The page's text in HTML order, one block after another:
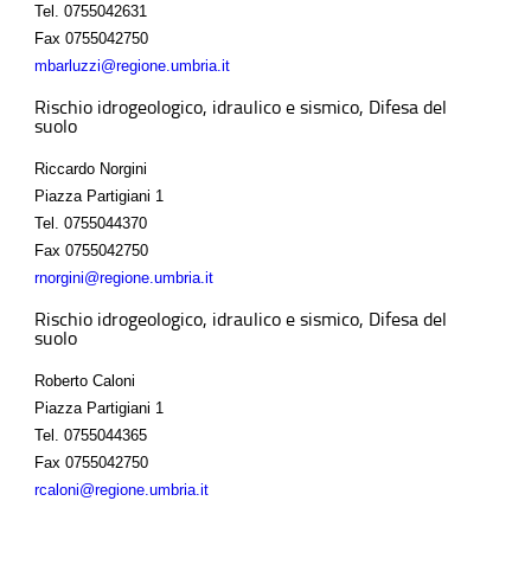
Tel.
0755042631
Fax 0755042750
mbarluzzi@regione.umbria.it
Rischio idrogeologico, idraulico e sismico, Difesa del
suolo
Riccardo Norgini
Piazza Partigiani 1
Tel.
0755044370
Fax 0755042750
rnorgini@regione.umbria.it
Rischio idrogeologico, idraulico e sismico, Difesa del
suolo
Roberto Caloni
Piazza Partigiani 1
Tel.
0755044365
Fax 0755042750
rcaloni@regione.umbria.it